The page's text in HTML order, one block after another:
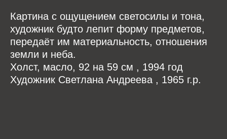
Картина с ощущением светосилы и тона,
художник будто лепит форму предметов,
передаёт им материальность, отношения
земли и неба.
Холст, масло, 92 на 59 см , 1994 год
Художник Светлана Андреева , 1965 г.р.